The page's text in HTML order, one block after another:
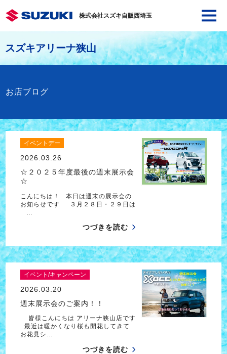
株式会社スズキ自販西埼玉
スズキアリーナ狭山
お店ブログ
イベントデー
2026.03.26
☆２０２５年度最後の週末展示会
☆
こんにちは！ 本日は週末の展示会の
お知らせです ３月２８日・２９日は
つづきを読む
イベント/キャンペーン
2026.03.20
週末展示会のご案内！！
皆様こんにちは アリーナ狭山店です
最近は暖かくなり桜も開花してきて
お花見シ…
つづきを読む